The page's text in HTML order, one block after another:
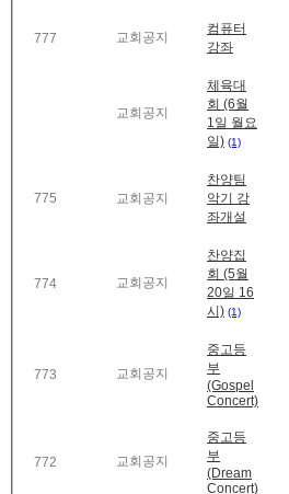
777 교회공지
컴퓨터
강좌
교회공지
체육대
회 (6월
1일 월요
일) (1)
775 교회공지
찬양팀
악기 강
좌개설
774 교회공지
찬양집
회 (5월
20일 16
시) (1)
773 교회공지
중고등
부
(Gospel
Concert)
772 교회공지
중고등
부
(Dream
Concert)